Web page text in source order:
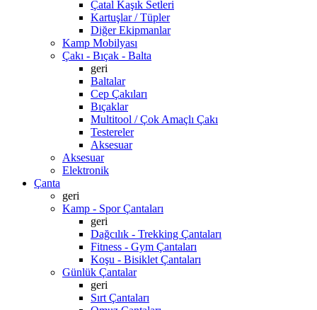
Çatal Kaşık Setleri
Kartuşlar / Tüpler
Diğer Ekipmanlar
Kamp Mobilyası
Çakı - Bıçak - Balta
geri
Baltalar
Cep Çakıları
Bıçaklar
Multitool / Çok Amaçlı Çakı
Testereler
Aksesuar
Aksesuar
Elektronik
Çanta
geri
Kamp - Spor Çantaları
geri
Dağcılık - Trekking Çantaları
Fitness - Gym Çantaları
Koşu - Bisiklet Çantaları
Günlük Çantalar
geri
Sırt Çantaları